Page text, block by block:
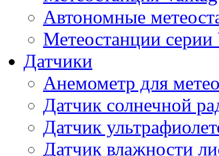
Автономные
Метеостанции серии
Датчики
Анемометр для
Датчик солнечной
Датчик
Датчик влажности